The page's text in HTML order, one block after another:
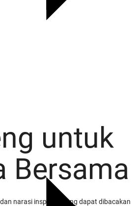
untuk
Bersama
narasi inspiratif yang dapat dibacakan